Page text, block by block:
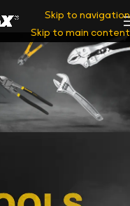
Skip to navigation
Skip to main content